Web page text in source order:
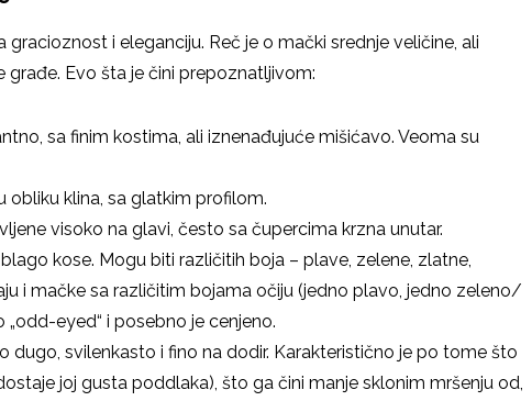
gracioznost i eleganciju. Reč je o mački srednje veličine, ali
Evo šta je čini prepoznatljivom:
sa finim kostima, ali iznenađujuće mišićavo. Veoma su
obliku klina, sa glatkim profilom.
visoko na glavi, često sa čupercima krzna unutar.
kose. Mogu biti različitih boja – plave, zelene, zlatne,
i mačke sa različitim bojama očiju (jedno plavo, jedno zeleno/
eyed“ i posebno je cenjeno.
dugo, svilenkasto i fino na dodir. Karakteristično je po tome što
joj gusta poddlaka), što ga čini manje sklonim mršenju od,